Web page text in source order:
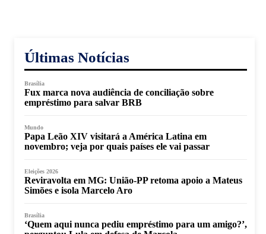
Últimas Notícias
Brasília
Fux marca nova audiência de conciliação sobre
empréstimo para salvar BRB
Mundo
Papa Leão XIV visitará a América Latina em
novembro; veja por quais países ele vai passar
Eleições 2026
Reviravolta em MG: União-PP retoma apoio a Mateus
Simões e isola Marcelo Aro
Brasília
‘Quem aqui nunca pediu empréstimo para um amigo?’,